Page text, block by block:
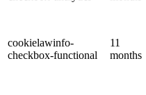
cookielawinfo-
checkbox-functional
11
months